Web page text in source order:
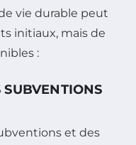
vie durable peut
initiaux, mais de
:
SUBVENTIONS
et des